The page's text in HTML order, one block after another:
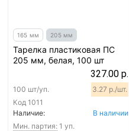
165 мм 205 мм
Тарелка пластиковая ПС
205 мм, белая, 100 шт
327.00 р.
Код 1011
100 шт/уп. 3.27 р./шт.
Наличие:
В наличии
Мин. партия: 1 уп.